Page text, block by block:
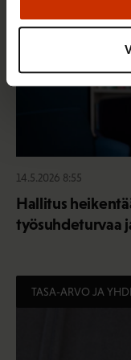
14.5.2026 8:55
Hallitus
työsuhdeturvaa
TASA-ARVO JA